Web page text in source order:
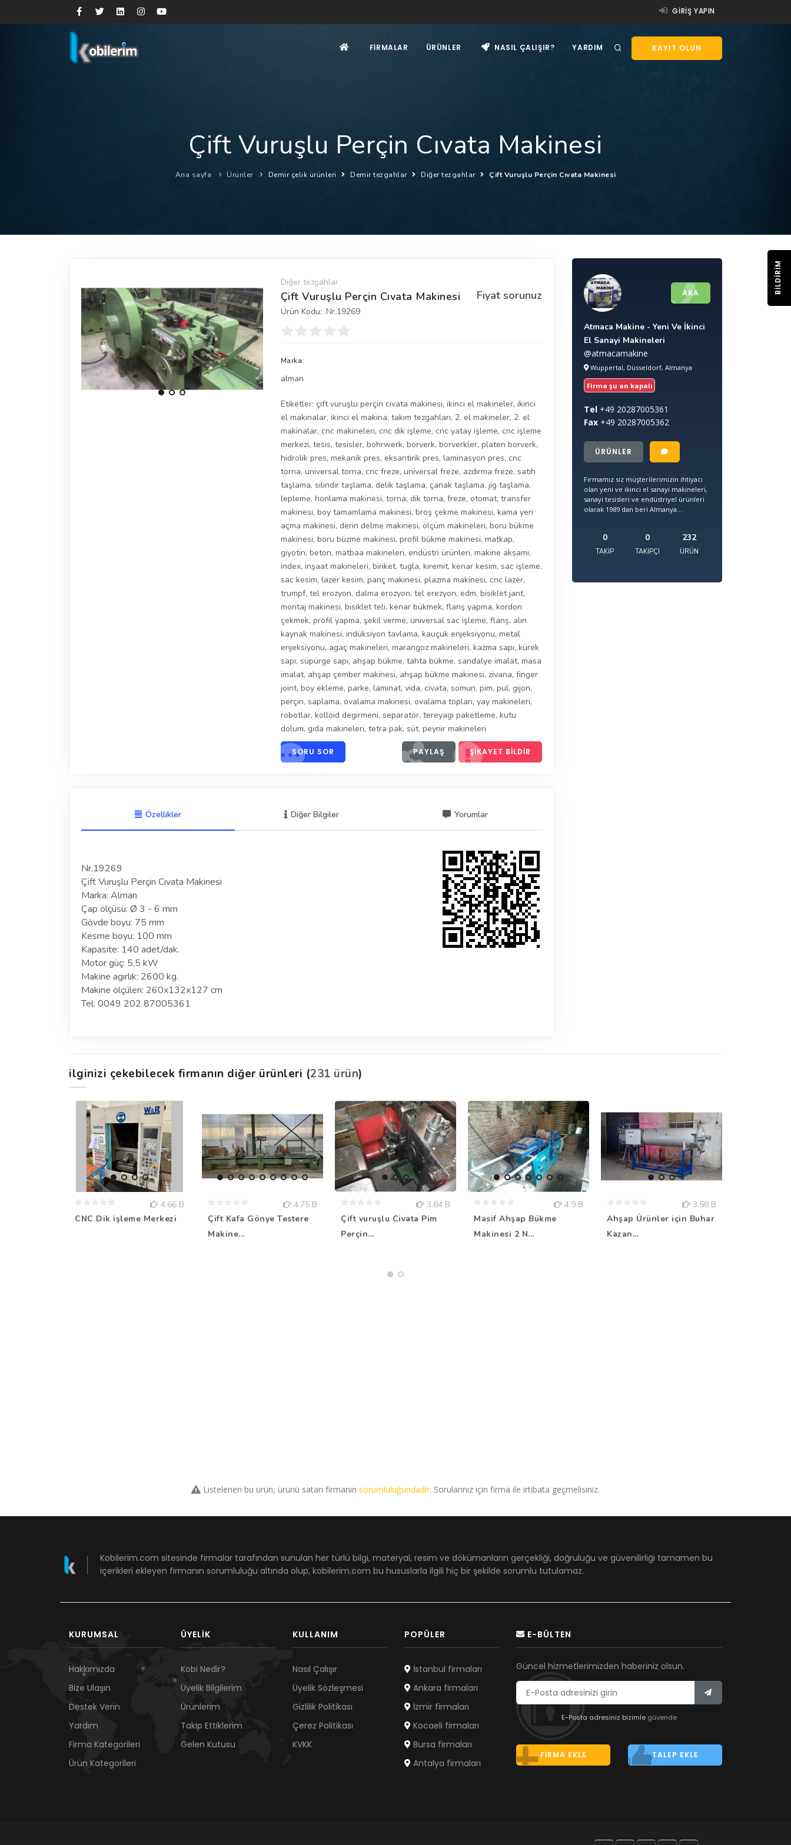
GIRIŞ YAPIN
KAYIT OLUN
FIRMALAR ÜRÜNLER NASIL ÇALIŞIR? YARDIM
Çift Vuruşlu Perçin Cıvata Makinesi
Ana sayfa Ürünler Demir çelik ürünleri Demir tezgahlar Diğer tezgahlar Çift Vuruşlu Perçin Cıvata Makinesi
Diğer tezgahlar
Fiyat sorunuz
Çift Vuruşlu Perçin Cıvata Makinesi
Ürün Kodu: Nr.19269
Marka:
alman
Etiketler: çift vuruşlu perçin cıvata makinesi, ikinci el makineler, ikinci
el makinalar, ikinci el makina, takım tezgahları, 2. el makineler, 2. el
makinalar, cnc makineleri, cnc dik işleme, cnc yatay işleme, cnc işleme
merkezi, tesis, tesisler, bohrwerk, borverk, borverkler, platen borverk,
hidrolik pres, mekanik pres, eksantirik pres, laminasyon pres, cnc
torna, universal torna, cnc freze, universal freze, azdırma freze, satıh
taşlama, silindir taşlama, delik taşlama, çanak taşlama, jig taşlama,
lepleme, honlama makinesi, torna, dik torna, freze, otomat, transfer
makinesi, boy tamamlama makinesi, broş çekme makinesi, kama yeri
açma makinesi, derin delme makinesi, ölçüm makineleri, boru bükme
makinesi, boru büzme makinesi, profil bükme makinesi, matkap,
giyotin, beton, matbaa makineleri, endüstri ürünleri, makine aksamı,
index, inşaat makineleri, biriket, tugla, kiremit, kenar kesim, sac işleme,
sac kesim, lazer kesim, panç makinesi, plazma makinesi, cnc lazer,
trumpf, tel erozyon, dalma erozyon, tel erezyon, edm, bisiklet jant,
montaj makinesi, bisiklet teli, kenar bükmek, flanş yapma, kordon
çekmek, profil yapma, şekil verme, universal sac işleme, flanş, alın
kaynak makinesi, indüksiyon tavlama, kauçuk enjeksiyonu, metal
enjeksiyonu, agaç makineleri, marangoz makineleri, kazma sapı, kürek
sapı, süpürge sapı, ahşap bükme, tahta bükme, sandalye imalat, masa
imalat, ahşap çember makinesi, ahşap bükme makinesi, zivana, finger
joint, boy ekleme, parke, laminat, vida, civata, somun, pim, pul, gijon,
perçin, saplama, ovalama makinesi, ovalama topları, yay makineleri,
robotlar, kolloid degirmeni, separatör, tereyagı paketleme, kutu
dolum, gıda makineleri, tetra pak, süt, peynir makineleri
SORU SOR PAYLAŞ ŞIKAYET BILDIR
Özellikler Diğer Bilgiler Yorumlar
Nr.19269
Çift Vuruşlu Perçin Cıvata Makinesi
Marka: Alman
Çap ölçüsü: Ø 3 - 6 mm
Gövde boyu: 75 mm
Kesme boyu: 100 mm
Kapasite: 140 adet/dak.
Motor güç: 5,5 kW
Makine agırlık: 2600 kg.
Makine ölçüleri: 260x132x127 cm
Tel: 0049 202 87005361
ARA
Atmaca Makine - Yeni Ve İkinci
El Sanayi Makineleri
@atmacamakine
Wuppertal, Düsseldorf, Almanya
Firma şu an kapalı
Tel +49 20287005361
Fax +49 20287005362
ÜRÜNLER
Firmamız siz müşterilerimizin ihtiyacı
olan yeni ve ikinci el sanayi makineleri,
sanayi tesisleri ve endüstriyel ürünleri
olarak 1989 dan beri Almanya...
0
TAKIP
0
TAKIPÇI
232
ÜRÜN
ilginizi çekebilecek firmanın diğer ürünleri (231 ürün)
4.66 B
CNC Dik işleme Merkezi
4.75 B
Çift Kafa Gönye Testere
Makine...
3.84 B
Çift vuruşlu Civata Pim
Perçin...
4.9 B
Masif Ahşap Bükme
Makinesi 2 N...
3.58 B
Ahşap Ürünler için Buhar
Kazan...
Listelenen bu ürün, ürünü satan firmanın sorumluluğundadır. Sorularınız için firma ile irtibata geçmelisiniz.
Kobilerim.com sitesinde firmalar tarafından sunulan her türlü bilgi, materyal, resim ve dökümanların gerçekliği, doğruluğu ve güvenilirliği tamamen bu
içerikleri ekleyen firmanın sorumluluğu altında olup, kobilerim.com bu hususlarla ilgili hiç bir şekilde sorumlu tutulamaz.
KURUMSAL
Hakkımızda
Bize Ulaşın
Destek Verin
Yardım
Firma Kategorileri
Ürün Kategorileri
ÜYELIK
Kobi Nedir?
Üyelik Bilgilerim
Ürünlerim
Takip Ettiklerim
Gelen Kutusu
KULLANIM
Nasıl Çalışır
Üyelik Sözleşmesi
Gizlilik Politikası
Çerez Politikası
KVKK
POPÜLER
İstanbul firmaları
Ankara firmaları
İzmir firmaları
Kocaeli firmaları
Bursa firmaları
Antalya firmaları
E-BÜLTEN
Güncel hizmetlerimizden haberiniz olsun.
E-Posta adresiniz bizimle güvende
FIRMA EKLE TALEP EKLE
BILDIRIM